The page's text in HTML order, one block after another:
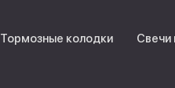
Тормозные колодки Свечи